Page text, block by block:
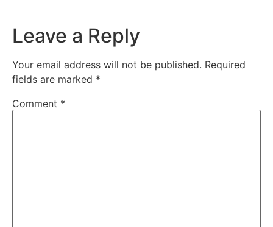
Leave a Reply
Your email address will not be published. Required
fields are marked *
Comment *